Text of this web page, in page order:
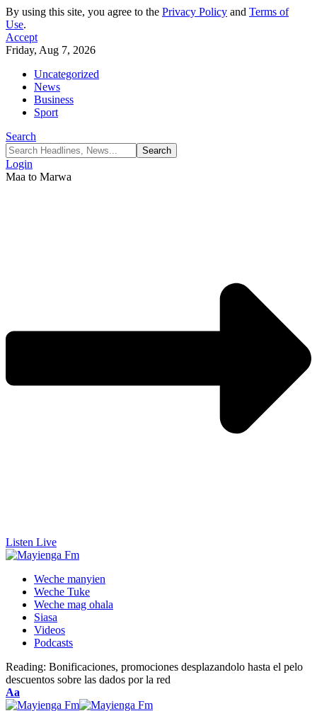
By using this site, you agree to the Privacy Policy and Terms of
Use.
Accept
Friday, Aug 7, 2026
Uncategorized
News
Business
Sport
Search
Login
Maa to Marwa
Listen Live
Weche manyien
Weche Tuke
Weche mag ohala
Siasa
Videos
Podcasts
Reading: Bonificaciones, promociones desplazandolo hasta el pelo
descuentos sobre las dados por la red
Font
Resizer
Aa